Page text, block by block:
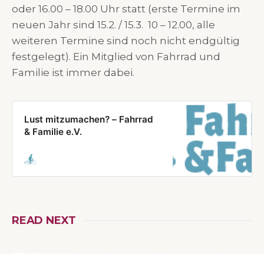
oder 16.00 – 18.00 Uhr statt (erste Termine im
neuen Jahr sind 15.2. / 15.3. 10 – 12.00, alle
weiteren Termine sind noch nicht endgültig
festgelegt). Ein Mitglied von Fahrrad und
Familie ist immer dabei.
Lust mitzumachen? – Fahrrad
& Familie e.V.
READ NEXT